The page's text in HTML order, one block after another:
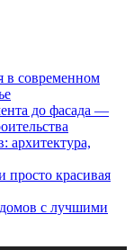
в современном
до фасада —
архитектура,
просто красивая
с лучшими